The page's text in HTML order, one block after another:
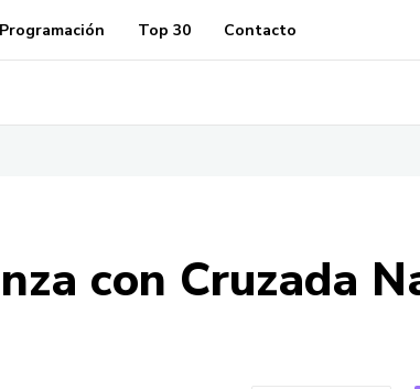
Programación Top 30 Contacto
con Cruzada